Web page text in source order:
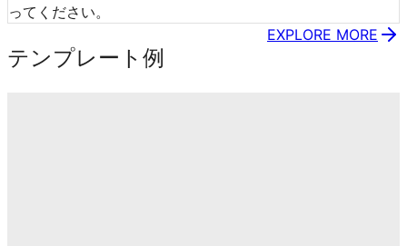
ってください。
テンプレート例
EXPLORE MORE